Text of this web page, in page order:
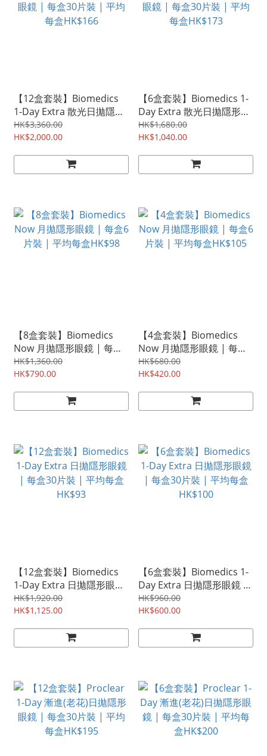
【12盒套裝】Biomedics
1-Day Extra 散光日拋隱形
眼鏡 | 每盒30片裝 | 平均
每盒HK$166
HK$3,360.00
HK$2,000.00
【6盒套裝】Biomedics 1-
Day Extra 散光日拋隱形眼
鏡 | 每盒30片裝 | 平均每
盒HK$173
HK$1,680.00
HK$1,040.00
【8盒套裝】Biomedics
Now 月拋隱形眼鏡 | 每盒6
片裝 | 平均每盒HK$98
HK$1,360.00
HK$790.00
【4盒套裝】Biomedics
Now 月拋隱形眼鏡 | 每盒6
片裝 | 平均每盒HK$105
HK$680.00
HK$420.00
【12盒套裝】Biomedics
1-Day Extra 日拋隱形眼鏡
| 每盒30片裝 | 平均每盒
HK$93
HK$1,920.00
HK$1,125.00
【6盒套裝】Biomedics 1-
Day Extra 日拋隱形眼鏡 |
每盒30片裝 | 平均每盒
HK$100
HK$960.00
HK$600.00